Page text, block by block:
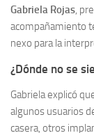
Gabriela Rojas,
acompañamiento
nexo para la
¿Dónde no se
Gabriela explicó
algunos usuarios
casera, otros